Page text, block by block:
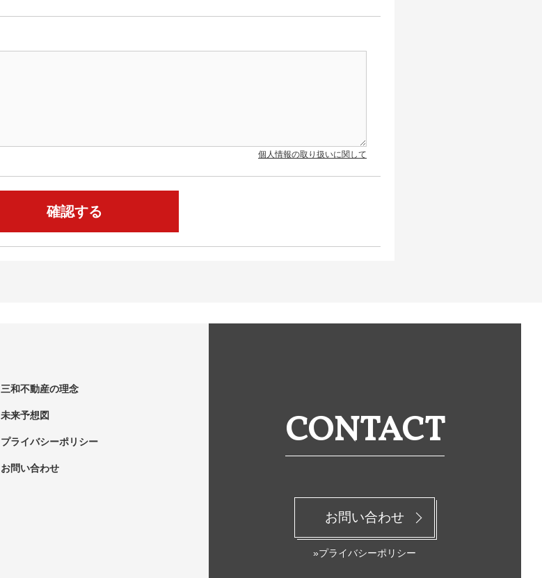
個人情報の取り扱いに関して
CONTACT
お問い合わせ
»プライバシーポリシー
三和不動産の理念
未来予想図
プライバシーポリシー
お問い合わせ